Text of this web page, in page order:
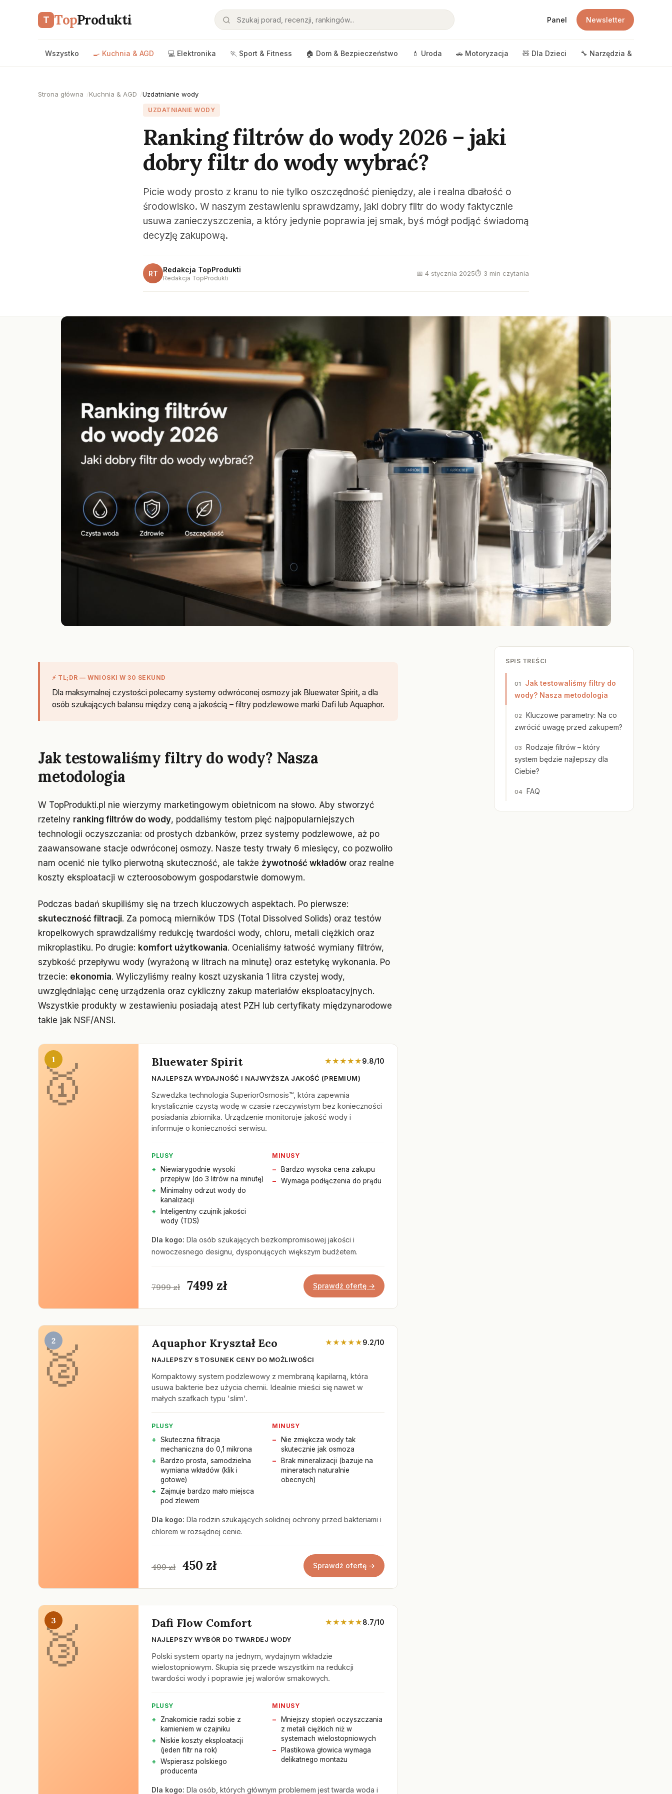
T TopProdukti Panel Newsletter
Wszystko 🍳 Kuchnia & AGD 💻 Elektronika 🏃 Sport & Fitness 🏠 Dom & Bezpieczeństwo 💄 Uroda 🚗 Motoryzacja 🧸 Dla Dzieci 🔧 Narzędzia & DIY
Strona główna Kuchnia & AGD Uzdatnianie wody
UZDATNIANIE WODY
Ranking filtrów do wody 2026 – jaki
dobry filtr do wody wybrać?
Picie wody prosto z kranu to nie tylko oszczędność pieniędzy, ale i realna dbałość o
środowisko. W naszym zestawieniu sprawdzamy, jaki dobry filtr do wody faktycznie
usuwa zanieczyszczenia, a który jedynie poprawia jej smak, byś mógł podjąć świadomą
decyzję zakupową.
RT Redakcja TopProdukti
Redakcja TopProdukti
📅 4 stycznia 2025⏱ 3 min czytania
⚡ TL;DR — WNIOSKI W 30 SEKUND
Dla maksymalnej czystości polecamy systemy odwróconej osmozy jak Bluewater Spirit, a dla
osób szukających balansu między ceną a jakością – filtry podzlewowe marki Dafi lub Aquaphor.
Jak testowaliśmy filtry do wody? Nasza
metodologia
W TopProdukti.pl nie wierzymy marketingowym obietnicom na słowo. Aby stworzyć
rzetelny ranking filtrów do wody, poddaliśmy testom pięć najpopularniejszych
technologii oczyszczania: od prostych dzbanków, przez systemy podzlewowe, aż po
zaawansowane stacje odwróconej osmozy. Nasze testy trwały 6 miesięcy, co pozwoliło
nam ocenić nie tylko pierwotną skuteczność, ale także żywotność wkładów oraz realne
koszty eksploatacji w czteroosobowym gospodarstwie domowym.
Podczas badań skupiliśmy się na trzech kluczowych aspektach. Po pierwsze:
skuteczność filtracji. Za pomocą mierników TDS (Total Dissolved Solids) oraz testów
kropelkowych sprawdzaliśmy redukcję twardości wody, chloru, metali ciężkich oraz
mikroplastiku. Po drugie: komfort użytkowania. Ocenialiśmy łatwość wymiany filtrów,
szybkość przepływu wody (wyrażoną w litrach na minutę) oraz estetykę wykonania. Po
trzecie: ekonomia. Wyliczyliśmy realny koszt uzyskania 1 litra czystej wody,
uwzględniając cenę urządzenia oraz cykliczny zakup materiałów eksploatacyjnych.
Wszystkie produkty w zestawieniu posiadają atest PZH lub certyfikaty międzynarodowe
takie jak NSF/ANSI.
1 Bluewater Spirit ★★★★★9.8/10
NAJLEPSZA WYDAJNOŚĆ I NAJWYŻSZA JAKOŚĆ (PREMIUM)
Szwedzka technologia SuperiorOsmosis™, która zapewnia
krystalicznie czystą wodę w czasie rzeczywistym bez konieczności
posiadania zbiornika. Urządzenie monitoruje jakość wody i
informuje o konieczności serwisu.
PLUSY
Niewiarygodnie wysoki
przepływ (do 3 litrów na minutę)
Minimalny odrzut wody do
kanalizacji
Inteligentny czujnik jakości
wody (TDS)
MINUSY
Bardzo wysoka cena zakupu
Wymaga podłączenia do prądu
Dla kogo: Dla osób szukających bezkompromisowej jakości i
nowoczesnego designu, dysponujących większym budżetem.
7999 zł 7499 zł Sprawdź ofertę →
2 Aquaphor Kryształ Eco ★★★★★9.2/10
NAJLEPSZY STOSUNEK CENY DO MOŻLIWOŚCI
Kompaktowy system podzlewowy z membraną kapilarną, która
usuwa bakterie bez użycia chemii. Idealnie mieści się nawet w
małych szafkach typu 'slim'.
PLUSY
Skuteczna filtracja
mechaniczna do 0,1 mikrona
Bardzo prosta, samodzielna
wymiana wkładów (klik i
gotowe)
Zajmuje bardzo mało miejsca
pod zlewem
MINUSY
Nie zmiękcza wody tak
skutecznie jak osmoza
Brak mineralizacji (bazuje na
minerałach naturalnie
obecnych)
Dla kogo: Dla rodzin szukających solidnej ochrony przed bakteriami i
chlorem w rozsądnej cenie.
499 zł 450 zł Sprawdź ofertę →
3 Dafi Flow Comfort ★★★★★8.7/10
NAJLEPSZY WYBÓR DO TWARDEJ WODY
Polski system oparty na jednym, wydajnym wkładzie
wielostopniowym. Skupia się przede wszystkim na redukcji
twardości wody i poprawie jej walorów smakowych.
PLUSY
Znakomicie radzi sobie z
kamieniem w czajniku
Niskie koszty eksploatacji
(jeden filtr na rok)
Wspierasz polskiego
producenta
MINUSY
Mniejszy stopień oczyszczania
z metali ciężkich niż w
systemach wielostopniowych
Plastikowa głowica wymaga
delikatnego montażu
Dla kogo: Dla osób, których głównym problemem jest twarda woda i
SPIS TREŚCI
Jak testowaliśmy filtry do
wody? Nasza metodologia
Kluczowe parametry: Na co
zwrócić uwagę przed zakupem?
Rodzaje filtrów – który
system będzie najlepszy dla
Ciebie?
FAQ